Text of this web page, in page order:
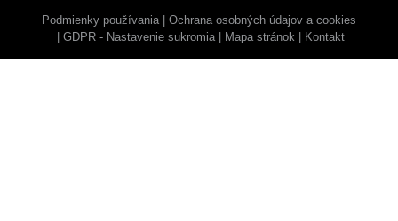
Podmienky používania
Ochrana osobných údajov a cookies
GDPR - Nastavenie sukromia
Mapa stránok Kontakt